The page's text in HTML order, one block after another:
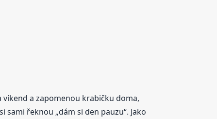
víkend a zapomenou krabičku doma,
řeknou „dám si den pauzu“. Jako